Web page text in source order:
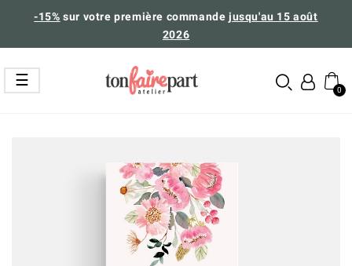
-15% sur votre première commandejusqu'au 15 août
2026
Basculer
la
navigation
☰